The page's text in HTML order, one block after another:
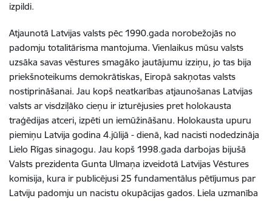
izpildi.
Atjaunotā Latvijas valsts pēc 1990.gada norobežojās no
padomju totalitārisma mantojuma. Vienlaikus mūsu valsts
uzsāka savas vēstures smagāko jautājumu izziņu, jo tas bija
priekšnoteikums demokrātiskas, Eiropā sakņotas valsts
nostiprināšanai. Jau kopš neatkarības atjaunošanas Latvijas
valsts ar visdziļāko cieņu ir izturējusies pret holokausta
traģēdijas atceri, izpēti un iemūžināšanu. Holokausta upuru
piemiņu Latvija godina 4.jūlijā - dienā, kad nacisti nodedzināja
Lielo Rīgas sinagogu. Jau kopš 1998.gada darbojas bijušā
Valsts prezidenta Gunta Ulmaņa izveidotā Latvijas Vēstures
komisija, kura ir publicējusi 25 fundamentālus pētījumus par
Latviju padomju un nacistu okupācijas gados. Liela uzmanība